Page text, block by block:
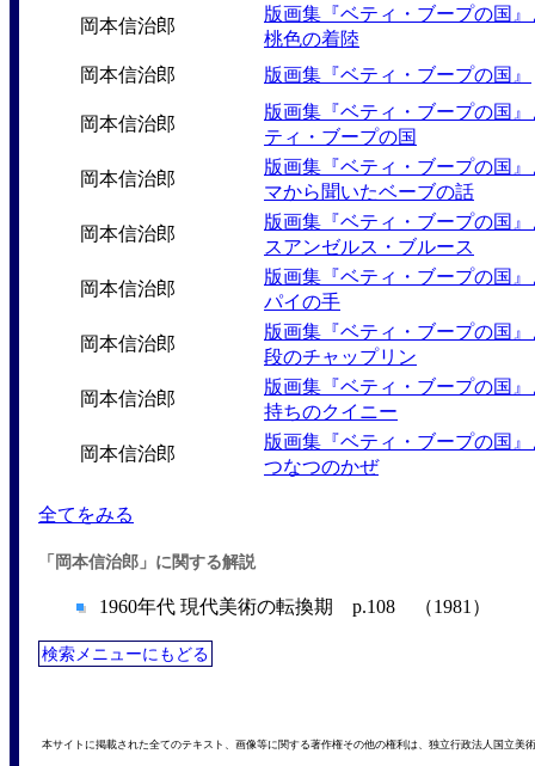
岡本信治郎
版画集『ベティ・ブープの国
桃色の着陸
岡本信治郎
版画集『ベティ・ブープの国』
岡本信治郎
版画集『ベティ・ブープの国
ティ・ブープの国
岡本信治郎
版画集『ベティ・ブープの国
マから聞いたベーブの話
岡本信治郎
版画集『ベティ・ブープの国
スアンゼルス・ブルース
岡本信治郎
版画集『ベティ・ブープの国
パイの手
岡本信治郎
版画集『ベティ・ブープの国
段のチャップリン
岡本信治郎
版画集『ベティ・ブープの国
持ちのクイニー
岡本信治郎
版画集『ベティ・ブープの国
つなつのかぜ
全てをみる
「岡本信治郎」に関する解説
1960年代 現代美術の転換期 p.108 （1981）
検索メニューにもどる
本サイトに掲載された全てのテキスト、画像等に関する著作権その他の権利は、独立行政法人国立